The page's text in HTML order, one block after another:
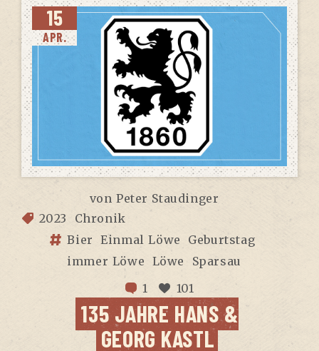
15
APR.
von Peter Staudinger
2023
Chronik
Bier
Einmal Löwe
Geburtstag
immer Löwe Löwe
Sparsau
1
101
135 JAH­RE HANS &
GEORG KASTL